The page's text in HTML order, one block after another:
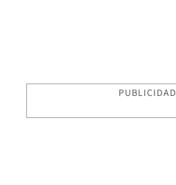
PUBLICIDAD